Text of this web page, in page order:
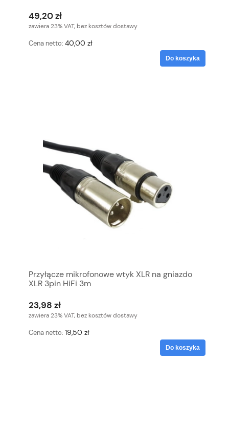
49,20 zł
zawiera 23% VAT, bez kosztów dostawy
Cena netto: 40,00 zł
Do koszyka
Przyłącze mikrofonowe wtyk XLR na gniazdo
XLR 3pin HiFi 3m
23,98 zł
zawiera 23% VAT, bez kosztów dostawy
Cena netto: 19,50 zł
Do koszyka